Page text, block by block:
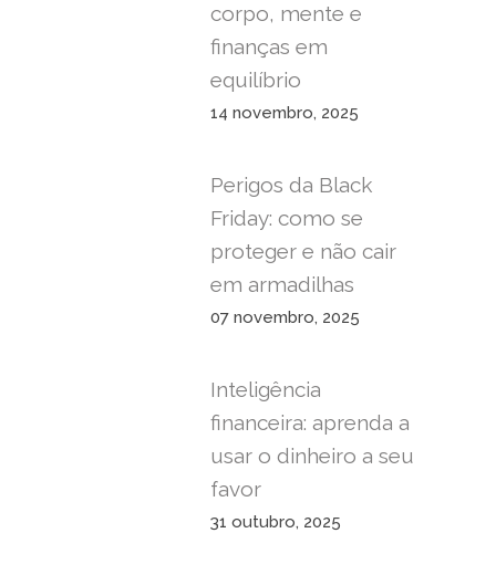
corpo, mente e
finanças em
equilíbrio
14 novembro, 2025
Perigos da Black
Friday: como se
proteger e não cair
em armadilhas
07 novembro, 2025
Inteligência
financeira: aprenda a
usar o dinheiro a seu
favor
31 outubro, 2025